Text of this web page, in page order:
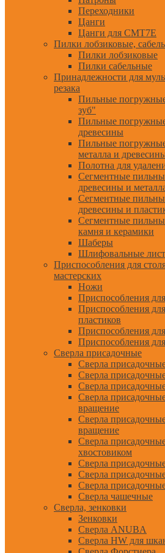
Переходники
Цанги
Цанги для CMT7E
Пилки лобзиковые,
Пилки лобзиковые
Пилки сабельные
Принадлежности для
резака
Пильные
зуб"
Пильные
древесины
Пильные
металла и
Полотна для
Сегментные
древесины и
Сегментные
древесины и
Сегментные
камня и керамики
Шаберы
Шлифовальные
Приспособления для
мастерских
Ножи
Приспособления
Приспособления
пластиков
Приспособления
Приспособления
Сверла присадочные
Сверла
Сверла
Сверла
Сверла
вращение
Сверла
вращение
Сверла
хвостовиком
Сверла
Сверла
Сверла
Сверла чашечные
Сверла, зенковки
Зенковки
Сверла ANUBA
Сверла HW для